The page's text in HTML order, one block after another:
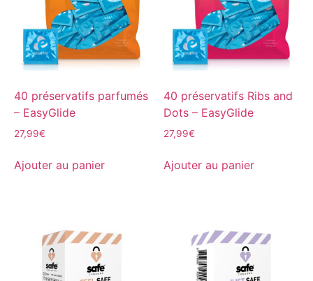
40 préservatifs parfumés
– EasyGlide
27,99€
Ajouter au panier
40 préservatifs Ribs and
Dots – EasyGlide
27,99€
Ajouter au panier